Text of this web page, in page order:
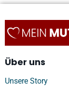
Über uns
Unsere Story